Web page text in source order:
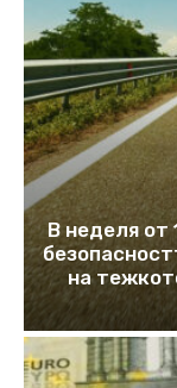
В неделя от
на